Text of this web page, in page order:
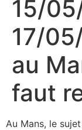
15/
17/
au
faut
Au Mans, le